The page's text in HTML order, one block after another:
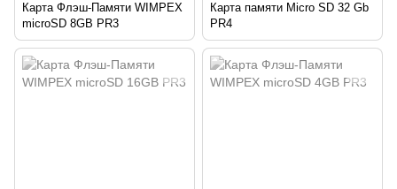
Карта Флэш-Памяти WIMPEX
microSD 8GB PR3
Карта памяти Micro SD 32 Gb
PR4